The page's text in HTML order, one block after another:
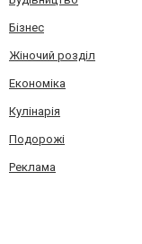
Бізнес
Жіночий розділ
Економіка
Кулінарія
Подорожі
Реклама